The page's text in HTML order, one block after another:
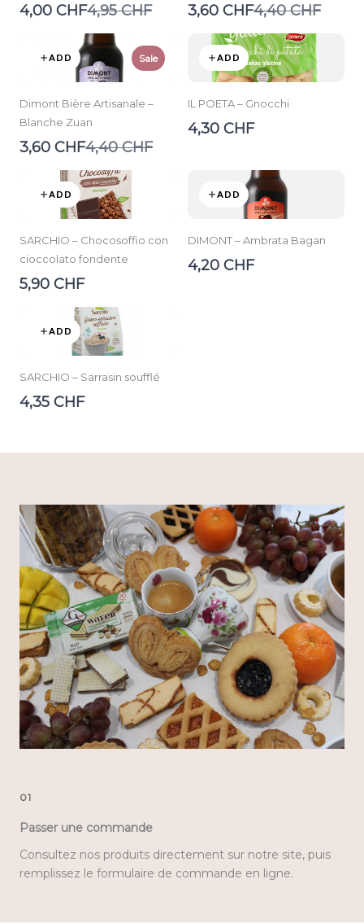
4,00 CHFCompare
4,95 CHF 3,60 CHFCompare
4,40 CHF
ADD Sale
Dimont Bière Artisanale –
Blanche Zuan
3,60 CHFCompare
4,40 CHF
ADD
IL POETA – Gnocchi
4,30 CHF
ADD
SARCHIO – Chocosoffio con
cioccolato fondente
5,90 CHF
ADD
DIMONT – Ambrata Bagan
4,20 CHF
ADD
SARCHIO – Sarrasin soufflé
4,35 CHF
01
Passer une commande
Consultez nos produits directement sur notre site, puis
remplissez le formulaire de commande en ligne.